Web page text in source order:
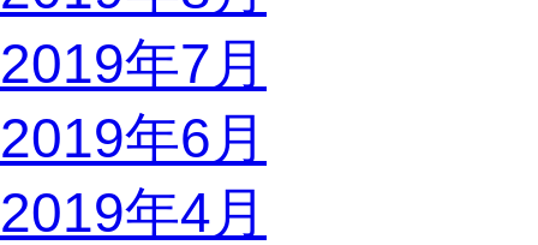
2019年7月
2019年6月
2019年4月